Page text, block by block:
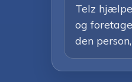
Telz
og
den